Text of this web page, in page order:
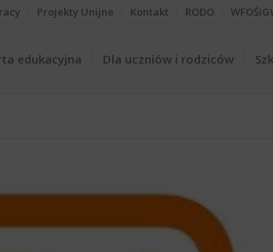
Projekty Unijne Kontakt RODO
edukacyjna Dla uczniów i rodziców